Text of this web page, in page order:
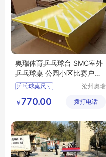
奥瑞体育乒乓球台 SMC室外
乒乓球桌 公园小区比赛户外
乒乓球案子
乒乓球桌尺寸
乒乓球案子
乒乓球桌厂家
沧州奥瑞
制造有限
￥ 770.00 拨打电话